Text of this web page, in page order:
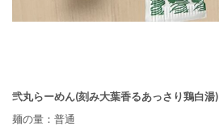
弐丸らーめん(刻み大葉香るあっさり鶏白湯)
麺の量：普通